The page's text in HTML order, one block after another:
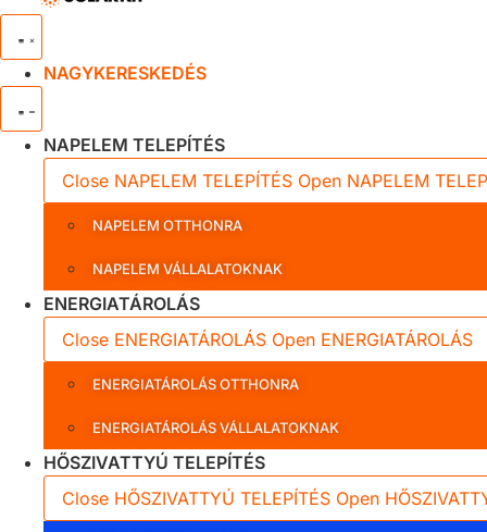
NAGYKERESKEDÉS
NAPELEM TELEPÍTÉS
Close NAPELEM TELEPÍTÉS Open NAPELEM
NAPELEM OTTHONRA
NAPELEM VÁLLALATOKNAK
ENERGIATÁROLÁS
Close ENERGIATÁROLÁS Open ENERGIATÁROLÁS
ENERGIATÁROLÁS OTTHONRA
ENERGIATÁROLÁS VÁLLALATOKNAK
HŐSZIVATTYÚ TELEPÍTÉS
Close HŐSZIVATTYÚ TELEPÍTÉS Open